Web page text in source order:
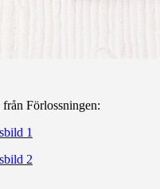
Förlossningen: